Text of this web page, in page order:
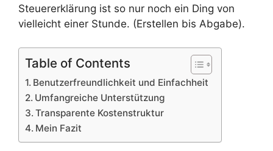
Steuererklärung ist so nur noch ein Ding von
vielleicht einer Stunde. (Erstellen bis Abgabe).
Table of Contents
Benutzerfreundlichkeit und Einfachheit
Umfangreiche Unterstützung
Transparente Kostenstruktur
Mein Fazit